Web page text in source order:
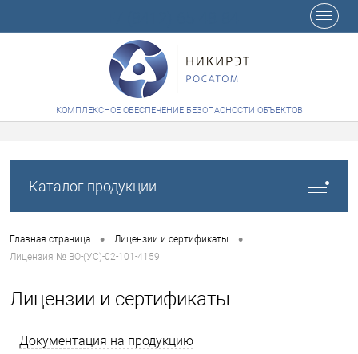
КОМПЛЕКСНОЕ ОБЕСПЕЧЕНИЕ БЕЗОПАСНОСТИ ОБЪЕКТОВ
Каталог продукции
Главная страница • Лицензии и сертификаты •
Лицензия № ВО-(УС)-02-101-4159
Лицензии и сертификаты
Документация на продукцию